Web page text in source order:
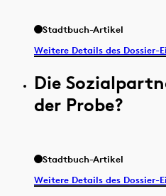
Stadtbuch-Artikel
Weitere Details des Dossier-
Die
der Probe?
Stadtbuch-Artikel
Weitere Details des Dossier-